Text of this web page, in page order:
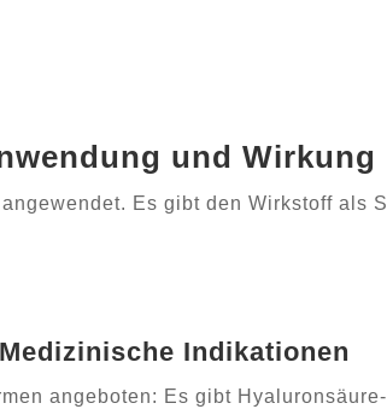
und Wirkung
Es gibt den Wirkstoff als
Medizinische Indikationen
angeboten: Es gibt